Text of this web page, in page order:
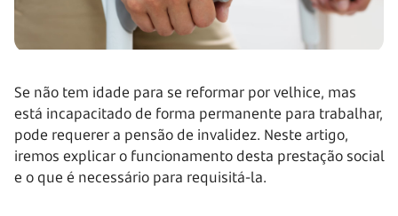
Se não tem idade para se reformar por velhice, mas
está incapacitado de forma permanente para trabalhar,
pode requerer a pensão de invalidez. Neste artigo,
iremos explicar o funcionamento desta prestação social
e o que é necessário para requisitá-la.